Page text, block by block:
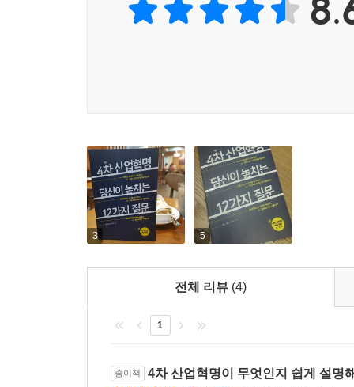
던지고 있다.
이 답을 찾는 과정은 매우 쉬우면서도 흥미진진
풀어나가기 때문이다. 그래서 4차 산업혁명 및 관
4차 산업혁명에 대한 가장 간명하고 쉽고 재미있는
―직장인, 경영자, 대학생, 고등학생 강력 추천
『4차 산업혁명 당신이 놓치는 12가지 질문』은
12가지 핵심 논쟁을 뽑고, 그 답을 질문과 대답
이해하고자 하는 바쁜 직장인, 경영자, 대학생, 고
4차 산업혁명 핵심 쟁점
3 5
전체 리뷰 (4)
1
종이책 4차 산업혁명이 무엇인지 쉽게 설명